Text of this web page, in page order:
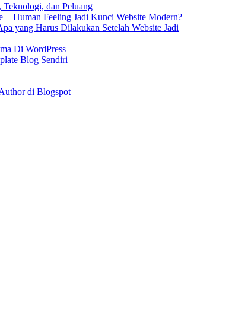
Teknologi, dan Peluang
Human Feeling Jadi Kunci Website Modern?
yang Harus Dilakukan Setelah Website Jadi
Di WordPress
Blog Sendiri
di Blogspot